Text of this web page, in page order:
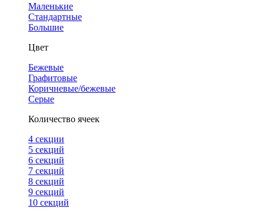
Маленькие
Стандартные
Большие
Цвет
Бежевые
Графитовые
Коричневые/бежевые
Серые
Количество ячеек
4 cекции
5 секций
6 секций
7 секций
8 секций
9 секций
10 секций